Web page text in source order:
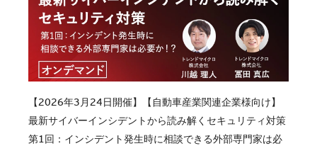
【2026年3月24日開催】【自動車産業関連企業様向け】
最新サイバーインシデントから読み解くセキュリティ対策
第1回：インシデント発生時に相談できる外部専門家は必